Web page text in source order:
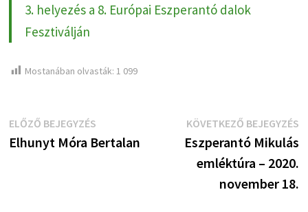
3. helyezés a 8. Európai Eszperantó dalok
Fesztiválján
Mostanában olvasták: 1 099
Bejegyzés
navigáció
ELŐZŐ BEJEGYZÉSElőző
bejegyzés:
Elhunyt Móra Bertalan
KÖVETKEZŐ BEJEGYZÉS
Eszperantó Mikulás
emléktúra – 2020.
november 18.